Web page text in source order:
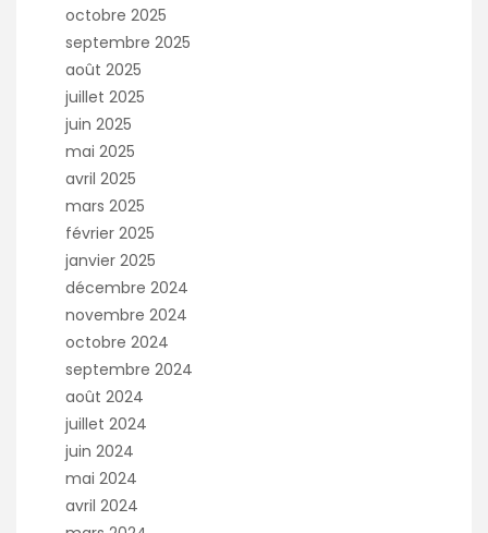
octobre 2025
septembre 2025
août 2025
juillet 2025
juin 2025
mai 2025
avril 2025
mars 2025
février 2025
janvier 2025
décembre 2024
novembre 2024
octobre 2024
septembre 2024
août 2024
juillet 2024
juin 2024
mai 2024
avril 2024